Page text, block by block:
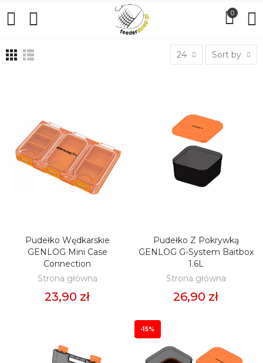
0
24 Sort by
DODAJ DO KOSZYKA
Pudełko Wędkarskie
GENLOG Mini Case
Connection
Strona główna
23,90 zł
DODAJ DO KOSZYKA
Pudełko Z Pokrywką
GENLOG G-System Baitbox
1.6L
Strona główna
26,90 zł
-15%